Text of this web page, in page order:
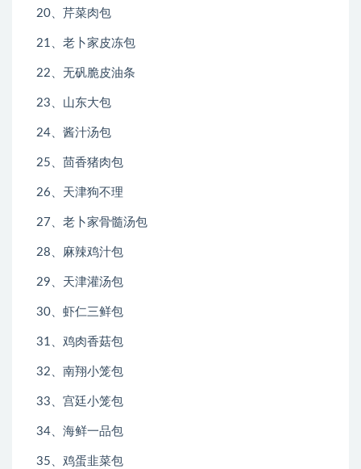
20、芹菜肉包
21、老卜家皮冻包
22、无矾脆皮油条
23、山东大包
24、酱汁汤包
25、茴香猪肉包
26、天津狗不理
27、老卜家骨髓汤包
28、麻辣鸡汁包
29、天津灌汤包
30、虾仁三鲜包
31、鸡肉香菇包
32、南翔小笼包
33、宫廷小笼包
34、海鲜一品包
35、鸡蛋韭菜包